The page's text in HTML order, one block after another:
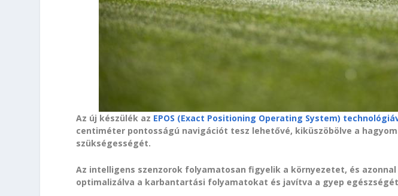
Az új készülék az EPOS (Exact Positioning Operating System)
centiméter pontosságú navigációt tesz lehetővé, kiküszöbölve a
szükségességét.
Az intelligens szenzorok folyamatosan figyelik a környezetet, és
optimalizálva a karbantartási folyamatokat és javítva a gyep